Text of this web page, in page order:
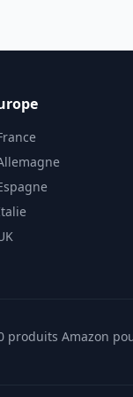
produits Amazon